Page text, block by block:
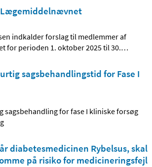
indkalder forslag til medlemmer af
for perioden 1. oktober 2025 til 30.…
sagsbehandlingstid for Fase I
sagsbehandling for fase I kliniske forsøg
diabetesmedicinen Rybelsus, skal
på risiko for medicineringsfejl